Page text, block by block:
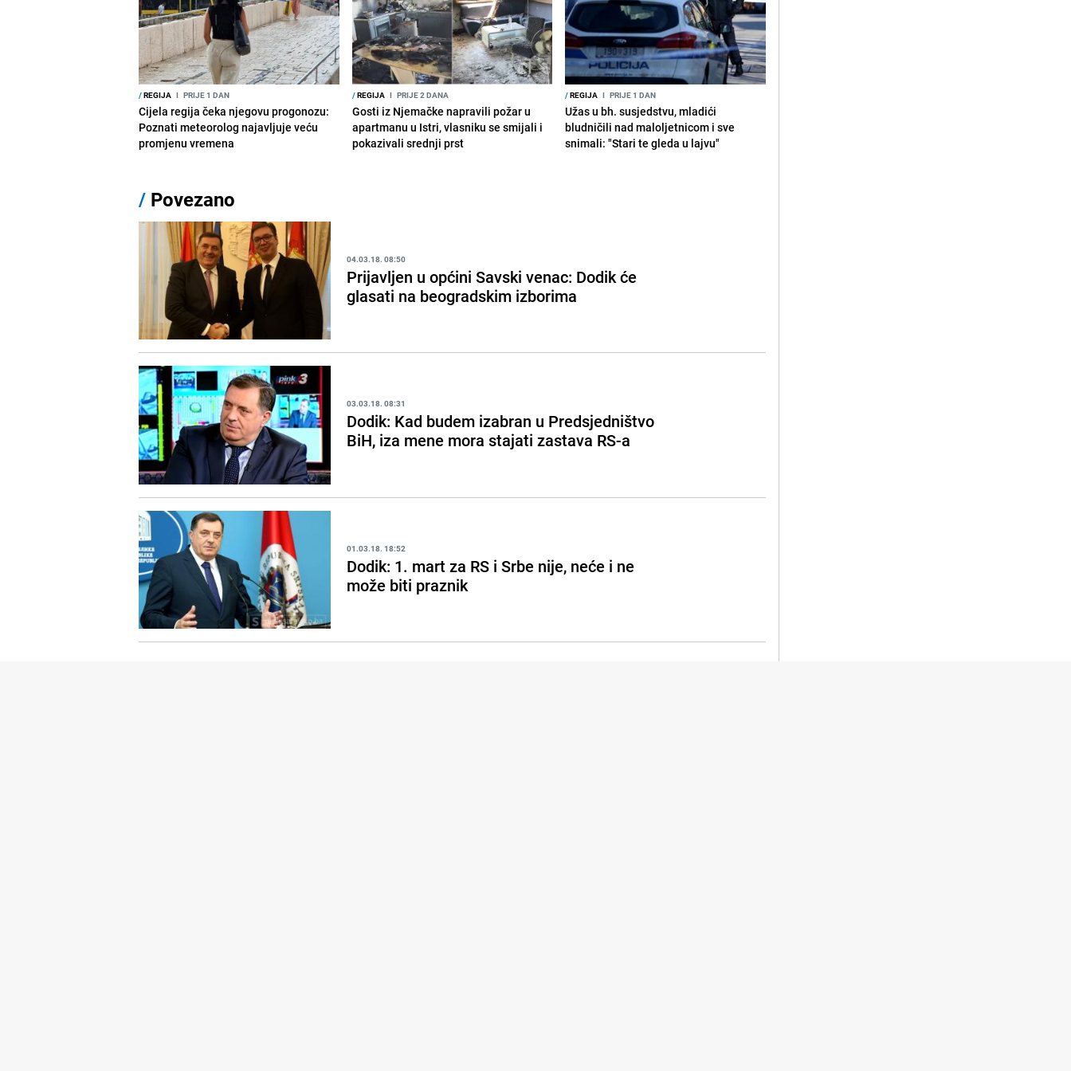
/REGIJA I PRIJE 1 DAN
Cijela regija čeka njegovu progonozu:
Poznati meteorolog najavljuje veću
promjenu vremena
/REGIJA I PRIJE 2 DANA
Gosti iz Njemačke napravili požar u
apartmanu u Istri, vlasniku se smijali i
pokazivali srednji prst
/REGIJA I PRIJE 1 DAN
Užas u bh. susjedstvu, mladići
bludničili nad maloljetnicom i sve
snimali: "Stari te gleda u lajvu"
/ Povezano
04.03.18. 08:50
Prijavljen u općini Savski venac: Dodik će
glasati na beogradskim izborima
03.03.18. 08:31
Dodik: Kad budem izabran u Predsjedništvo
BiH, iza mene mora stajati zastava RS-a
01.03.18. 18:52
Dodik: 1. mart za RS i Srbe nije, neće i ne
može biti praznik